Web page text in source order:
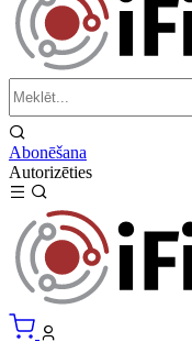
Abonēšana
Autorizēties